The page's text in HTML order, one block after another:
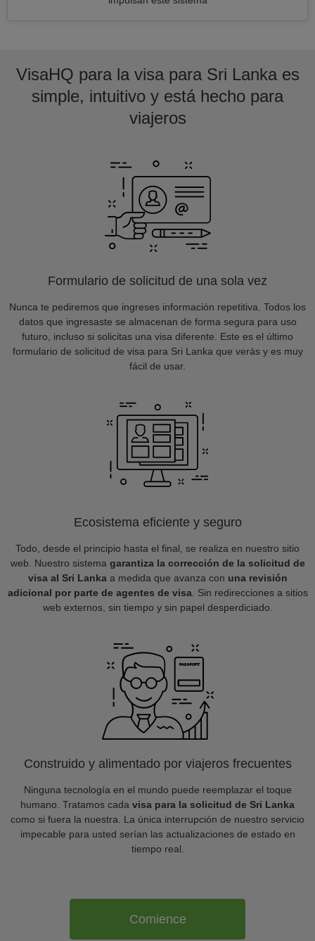
VisaHQ para la visa para Sri Lanka es
simple, intuitivo y está hecho para
viajeros
Formulario de solicitud de una sola vez
Nunca te pediremos que ingreses información repetitiva. Todos los
datos que ingresaste se almacenan de forma segura para uso
futuro, incluso si solicitas una visa diferente. Este es el último
formulario de solicitud de visa para Sri Lanka que verás y es muy
fácil de usar.
Ecosistema eficiente y seguro
Todo, desde el principio hasta el final, se realiza en nuestro sitio
web. Nuestro sistema garantiza la corrección de la solicitud de
visa al Sri Lankaa medida que avanza con una revisión
adicional por parte de agentes de visa. Sin redirecciones a sitios
web externos, sin tiempo y sin papel desperdiciado.
Construido y alimentado por viajeros frecuentes
Ninguna tecnología en el mundo puede reemplazar el toque
humano. Tratamos cada visa para la solicitud de Sri Lanka
como si fuera la nuestra. La única interrupción de nuestro servicio
impecable para usted serían las actualizaciones de estado en
tiempo real.
Comience